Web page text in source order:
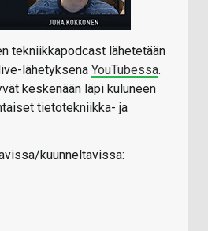
tekniikkapodcast lähetetään
lähetyksenä YouTubessa.
keskenään läpi kuluneen
tietotekniikka- ja
kuunneltavissa: